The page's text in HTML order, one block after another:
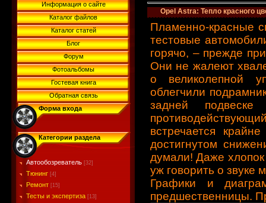
Информация о сайте
Каталог файлов
Каталог статей
Блог
Форум
Фотоальбомы
Гостевая книга
Обратная связь
Форма входа
Категории раздела
Автообозреватель [32]
Тюнинг [4]
Ремонт [15]
Тесты и экспертиза [13]
Opel Astra: Тепло красного
Пламенно-красные
тестовые
горячо, – прежде
Они не жалеют
о великолепной
облегчили
задней
встречается
достигнутом
думали! Даже
уж говорить о
Графики и
предшественницы.